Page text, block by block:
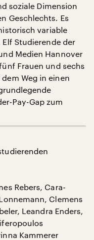
soziale Dimension
Geschlechts. Es
variable
Studierende der
Medien Hannover
Frauen und sechs
Weg in einen
Pay-Gap zum
Rebers, Cara-
Clemens
Leandra Enders,
Kammerer